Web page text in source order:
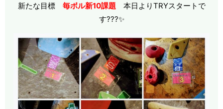
新たな目標 毎ボル新10課題 本日よりTRYスタートで
す???✨